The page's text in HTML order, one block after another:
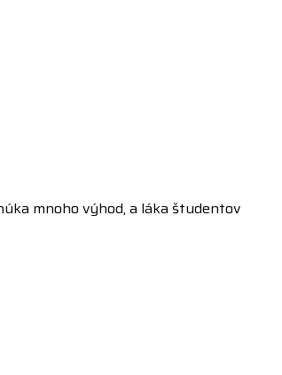
mnoho výhod, a láka študentov